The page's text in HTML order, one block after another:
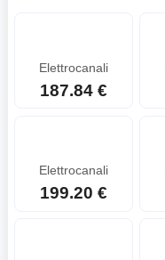
Elettrocanali
187.84 €
Elettrocanali
199.20 €